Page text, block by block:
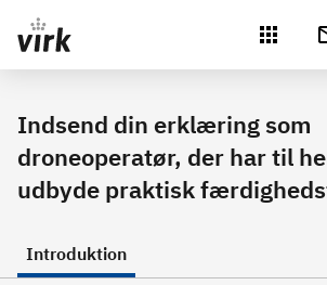
Gå direkte til indhold
Indsend din erklæring som
droneoperatør, der har til
udbyde praktisk
Introduktion